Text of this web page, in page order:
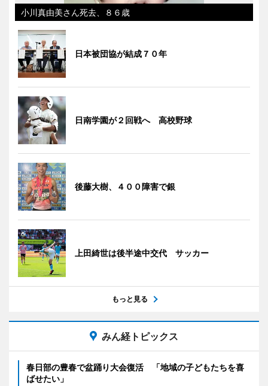
小川真由美さん死去、８６歳
日本被団協が結成７０年
日南学園が２回戦へ 高校野球
後藤大樹、４００障害で銀
上田綺世は後半途中交代 サッカー
もっと見る
みん経トピックス
春日部の豊春で盆踊り大会復活 「地域の子どもたちを喜
ばせたい」